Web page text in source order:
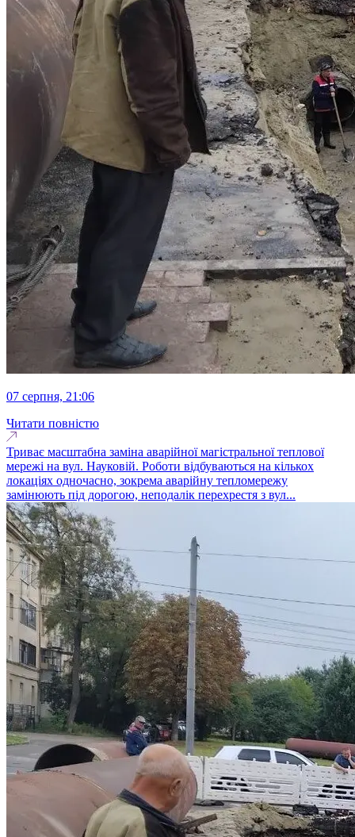
07 серпня, 21:06
Читати повністю
Триває масштабна заміна аварійної магістральної теплової
мережі на вул. Науковій. Роботи відбуваються на кількох
локаціях одночасно, зокрема аварійну тепломережу
замінюють під дорогою, неподалік перехрестя з вул...